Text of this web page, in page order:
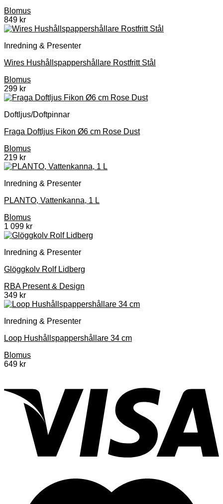
Blomus
849 kr
Inredning & Presenter
Wires Hushållspappershållare Rostfritt Stål
Blomus
299 kr
Doftljus/Doftpinnar
Fraga Doftljus Fikon Ø6 cm Rose Dust
Blomus
219 kr
Inredning & Presenter
PLANTO, Vattenkanna, 1 L
Blomus
1 099 kr
Inredning & Presenter
Glöggkolv Rolf Lidberg
RBA Present & Design
349 kr
Inredning & Presenter
Loop Hushållspappershållare 34 cm
Blomus
649 kr